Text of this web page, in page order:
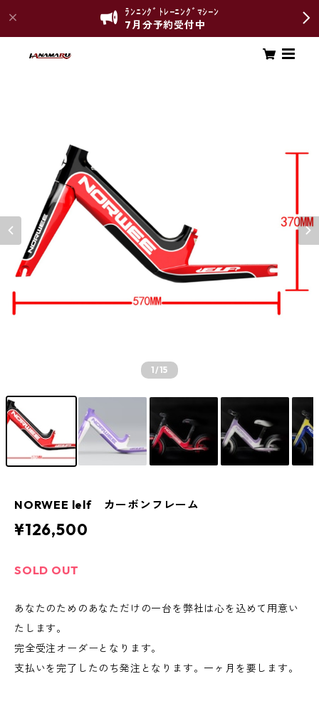
ﾗﾝﾆﾝｸﾞﾄﾚｰﾆﾝｸﾞﾏｼｰﾝ
7月分予約受付中
1/15
NORWEE lelf カーボンフレーム
¥126,500
SOLD OUT
あなたのためのあなただけの一台を弊社は心を込めて用意い
たします。
完全受注オーダーとなります。
支払いを完了したのち発注となります。一ヶ月を要します。